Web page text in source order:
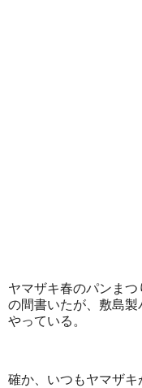
ヤマザキ春のパンま
の間書いたが、敷島
やっている。
確か、いつもヤマザ